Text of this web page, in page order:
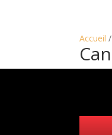
Accueil /